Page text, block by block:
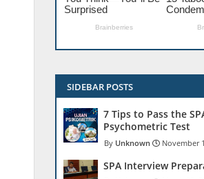
SIDEBAR POSTS
7 Tips to Pass the
Psychometric Test
Unknown November
SPA Interview